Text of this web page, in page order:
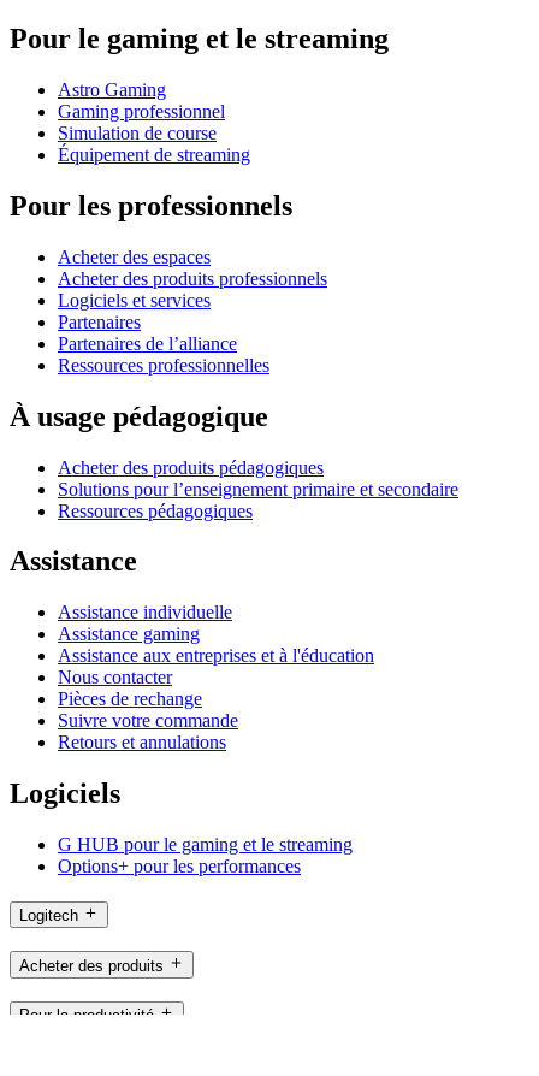
Pour le gaming et le streaming
Astro Gaming
Gaming professionnel
Simulation de course
Équipement de streaming
Pour les professionnels
Acheter des espaces
Acheter des produits professionnels
Logiciels et services
Partenaires
Partenaires de l’alliance
Ressources professionnelles
À usage pédagogique
Acheter des produits pédagogiques
Solutions pour l’enseignement primaire et secondaire
Ressources pédagogiques
Assistance
Assistance individuelle
Assistance gaming
Assistance aux entreprises et à l'éducation
Nous contacter
Pièces de rechange
Suivre votre commande
Retours et annulations
Logiciels
G HUB pour le gaming et le streaming
Options+ pour les performances
Logitech
Acheter des produits
Pour la productivité